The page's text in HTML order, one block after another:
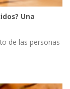
Una
de las personas